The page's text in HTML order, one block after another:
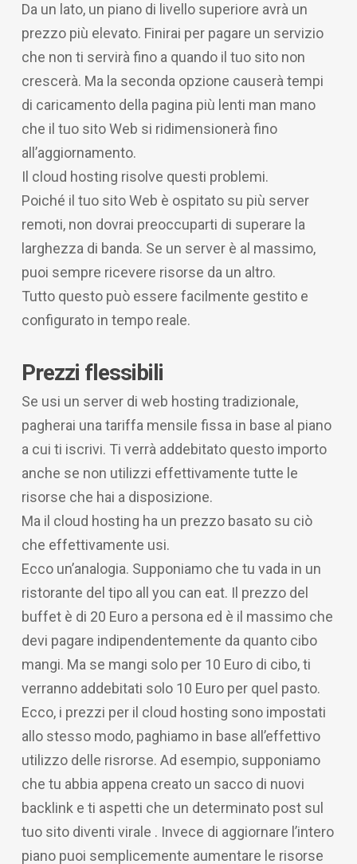
Da un lato, un piano di livello superiore avrà un
prezzo più elevato. Finirai per pagare un servizio
che non ti servirà fino a quando il tuo sito non
crescerà. Ma la seconda opzione causerà tempi
di caricamento della pagina più lenti man mano
che il tuo sito Web si ridimensionerà fino
all’aggiornamento.
Il cloud hosting risolve questi problemi.
Poiché il tuo sito Web è ospitato su più server
remoti, non dovrai preoccuparti di superare la
larghezza di banda. Se un server è al massimo,
puoi sempre ricevere risorse da un altro.
Tutto questo può essere facilmente gestito e
configurato in tempo reale.
Prezzi flessibili
Se usi un server di web hosting tradizionale,
pagherai una tariffa mensile fissa in base al piano
a cui ti iscrivi. Ti verrà addebitato questo importo
anche se non utilizzi effettivamente tutte le
risorse che hai a disposizione.
Ma il cloud hosting ha un prezzo basato su ciò
che effettivamente usi.
Ecco un’analogia. Supponiamo che tu vada in un
ristorante del tipo all you can eat. Il prezzo del
buffet è di 20 Euro a persona ed è il massimo che
devi pagare indipendentemente da quanto cibo
mangi. Ma se mangi solo per 10 Euro di cibo, ti
verranno addebitati solo 10 Euro per quel pasto.
Ecco, i prezzi per il cloud hosting sono impostati
allo stesso modo, paghiamo in base all’effettivo
utilizzo delle risrorse. Ad esempio, supponiamo
che tu abbia appena creato un sacco di nuovi
backlink e ti aspetti che un determinato post sul
tuo sito diventi virale . Invece di aggiornare l’intero
piano puoi semplicemente aumentare le risorse